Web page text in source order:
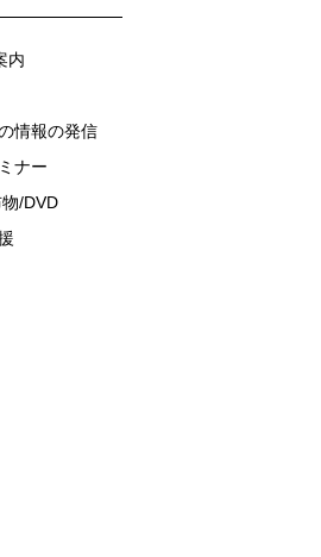
内
情報の発信
ナー
/DVD